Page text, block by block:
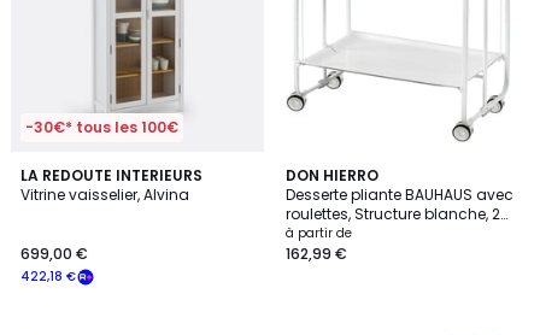
-30€* tous les 100€
LA REDOUTE INTERIEURS
Vitrine vaisselier, Alvina
422,18 €
699,00 €
3,7
/ 5
DON HIERRO
Desserte pliante BAUHAUS avec
roulettes, Structure blanche, 2
niveaux, 4 positions
à partir de
162,99 €
4,1
/ 5
44
Couleurs